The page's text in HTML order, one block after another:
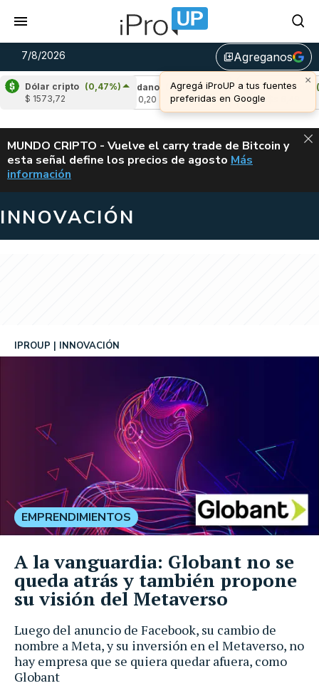
7/8/2026 library_addAgreganos
×
Agregá iProUP a tus fuentes
preferidas en Google
Dólar cripto (0,47%)
$ 1573,72
Cardano
(4,88%)
Avalanche
u$s 6,49
ALERTA
MUNDO CRIPTO - Vuelve el carry trade de Bitcoin y
esta señal define los precios de agosto VUELVE EL
Más
información
INNOVACIÓN
Luego del anuncio de Facebook, su cambio de
nombre a Meta, y su inversión en el Metaverso, no
hay empresa que se quiera quedar afuera, como
Globant
IPROUP INNOVACIÓN
EMPRENDIMIENTOS
A la vanguardia: Globant no se
queda atrás y también propone
su visión del Metaverso